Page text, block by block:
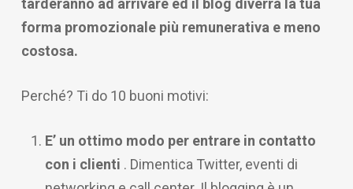
tarderanno ad arrivare ed il blog diverrà la tua
forma promozionale più remunerativa e meno
costosa.
Perché? Ti do 10 buoni motivi:
E’ un ottimo modo per entrare in contatto
con i clienti . Dimentica Twitter, eventi di